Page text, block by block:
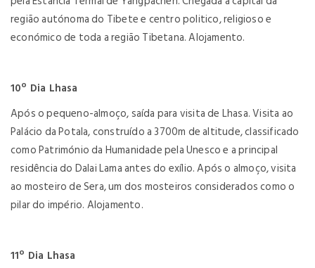
região autónoma do Tibete e centro politico, religioso e
económico de toda a região Tibetana. Alojamento.
10º Dia Lhasa
Após o pequeno-almoço, saída para visita de Lhasa. Visita ao
Palácio da Potala, construído a 3700m de altitude, classificado
como Património da Humanidade pela Unesco e a principal
residência do Dalai Lama antes do exílio. Após o almoço, visita
ao mosteiro de Sera, um dos mosteiros considerados como o
pilar do império. Alojamento.
11º Dia Lhasa